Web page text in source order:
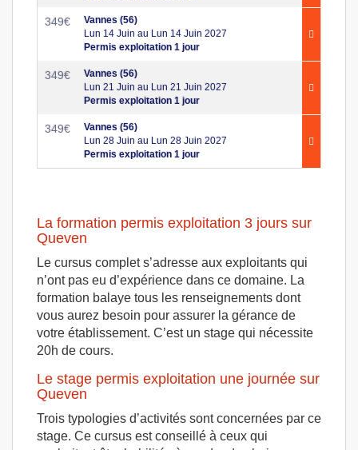
349€
Vannes (56)
Lun 14 Juin au Lun 14 Juin 2027
Permis exploitation 1 jour
349€
Vannes (56)
Lun 21 Juin au Lun 21 Juin 2027
Permis exploitation 1 jour
349€
Vannes (56)
Lun 28 Juin au Lun 28 Juin 2027
Permis exploitation 1 jour
La formation permis exploitation 3 jours sur
Queven
Le cursus complet s’adresse aux exploitants qui
n’ont pas eu d’expérience dans ce domaine. La
formation balaye tous les renseignements dont
vous aurez besoin pour assurer la gérance de
votre établissement. C’est un stage qui nécessite
20h de cours.
Le stage permis exploitation une journée sur
Queven
Trois typologies d’activités sont concernées par ce
stage. Ce cursus est conseillé à ceux qui